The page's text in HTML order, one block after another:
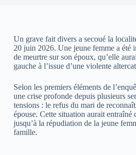
Un grave fait divers a secoué la
20 juin 2026. Une jeune femme a été
de meurtre sur son époux, qu’elle
gauche à l’issue d’une violente
Selon les premiers éléments de
une crise profonde depuis plusieurs
tensions : le refus du mari de
épouse. Cette situation aurait entraîné
jusqu’à la répudiation de la jeune
famille.